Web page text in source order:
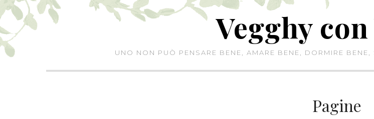
Skip
to
content
Vegghy
UNO NON PUÒ PENSARE BENE, AMARE BENE, DORMIRE
Pagine